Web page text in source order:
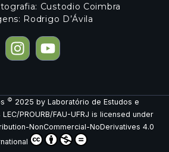
Custodio Coimbra
Rodrigo D’Ávila
© 2025 by Laboratório de Estudos e
PROURB/FAU-UFRJ is licensed under
NonCommercial-NoDerivatives 4.0